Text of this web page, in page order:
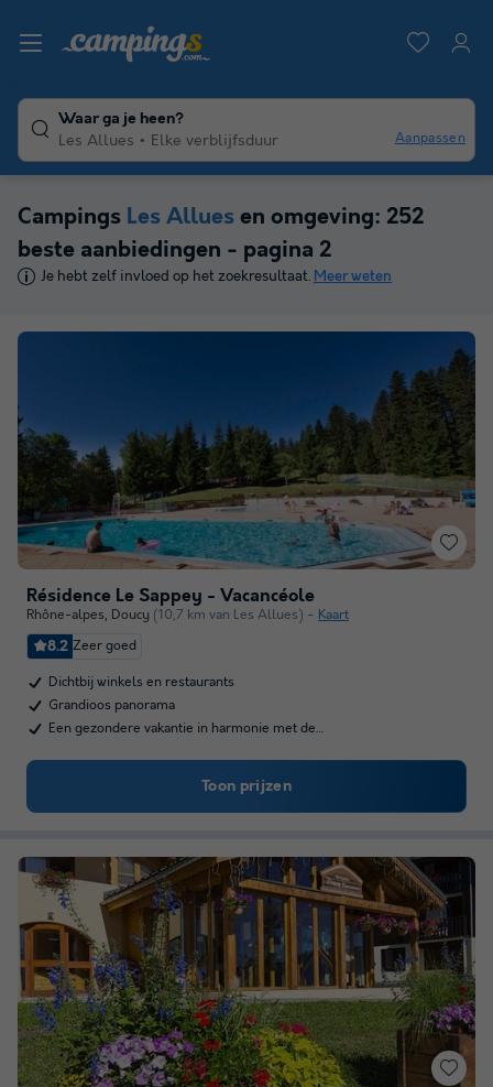
Waar ga je heen?
Les Allues
Elke verblijfsduur Aanpassen
Campings Les Allues en omgeving: 252
beste aanbiedingen - pagina 2
Je hebt zelf invloed op het zoekresultaat. Meer weten
Résidence Le Sappey - Vacancéole
Rhône-alpes, Doucy (10,7 km van Les Allues) Kaart
8.2 Zeer goed
Dichtbij winkels en restaurants
Grandioos panorama
Een gezondere vakantie in harmonie met de…
Toon prijzen